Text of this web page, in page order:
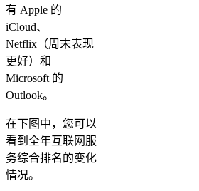
有 Apple 的
iCloud、
Netflix（周末表现
更好）和
Microsoft 的
Outlook。
在下图中，您可以
看到全年互联网服
务综合排名的变化
情况。